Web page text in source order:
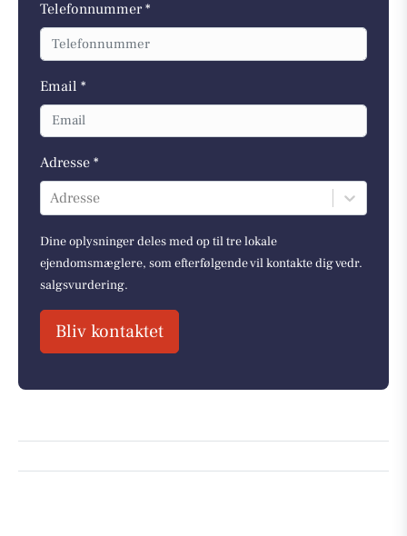
Telefonnummer *
Email *
Adresse *
Adresse
Dine oplysninger deles med op til tre lokale
ejendomsmæglere, som efterfølgende vil kontakte dig vedr.
salgsvurdering.
Bliv kontaktet